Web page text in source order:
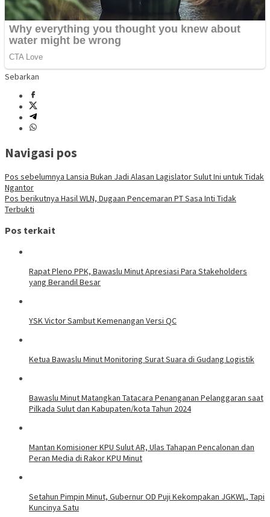
Sebarkan
Navigasi pos
Pos sebelumnya Lansia Bukan Jadi Alasan Lagislator Sulut Ini untuk Tidak
Ngantor
Pos berikutnya Hasil WLN, Dugaan Pencemaran PT Sasa Inti Tidak
Terbukti
Pos terkait
Rapat Pleno PPK, Bawaslu Minut Apresiasi Para Stakeholders
yang Berandil Besar
YSK Victor Sambut Kemenangan Versi QC
Ketua Bawaslu Minut Monitoring Surat Suara di Gudang Logistik
Bawaslu Minut Matangkan Tatacara Penanganan Pelanggaran saat
Pilkada Sulut dan Kabupaten/kota Tahun 2024
Mantan Komisioner KPU Sulut AR, Ulas Tahapan Pencalonan dan
Peran Media di Rakor KPU Minut
Setahun Pimpin Minut, Gubernur OD Puji Kekompakan JGKWL, Tapi
Kuncinya Satu